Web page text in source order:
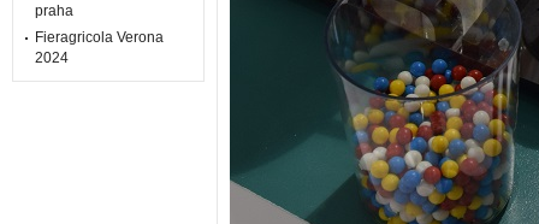
praha
Fieragricola Verona
2024